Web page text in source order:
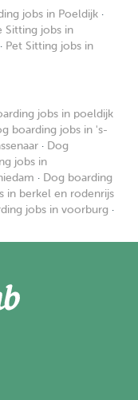
jobs in Poeldijk ·
Sitting jobs in
· Pet Sitting jobs in
jobs in poeldijk
boarding jobs in 's-
· Dog
jobs in
· Dog boarding
in berkel en rodenrijs
jobs in voorburg ·